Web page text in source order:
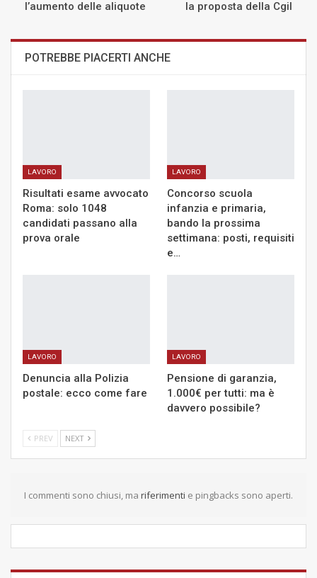
l’aumento delle aliquote
la proposta della Cgil
POTREBBE PIACERTI ANCHE
LAVORO
Risultati esame avvocato
Roma: solo 1048
candidati passano alla
prova orale
LAVORO
Concorso scuola
infanzia e primaria,
bando la prossima
settimana: posti, requisiti
e…
LAVORO
Denuncia alla Polizia
postale: ecco come fare
LAVORO
Pensione di garanzia,
1.000€ per tutti: ma è
davvero possibile?
PREV NEXT
I commenti sono chiusi, ma riferimenti e pingbacks sono aperti.